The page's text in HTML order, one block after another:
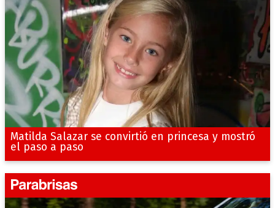
Matilda Salazar se convirtió en princesa y mostró
el paso a paso